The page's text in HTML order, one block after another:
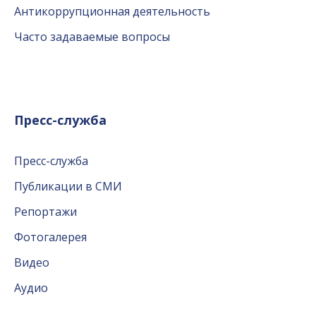
Антикоррупционная деятельность
Часто задаваемые вопросы
Пресс-служба
Пресс-служба
Публикации в СМИ
Репортажи
Фотогалерея
Видео
Аудио